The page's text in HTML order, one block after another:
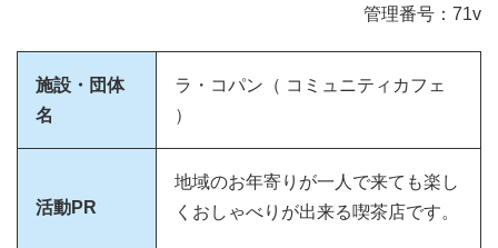
管理番号：71v
施設・団体
名
ラ・コパン（ コミュニティカフェ
）
活動PR
地域のお年寄りが一人で来ても楽し
くおしゃべりが出来る喫茶店です。